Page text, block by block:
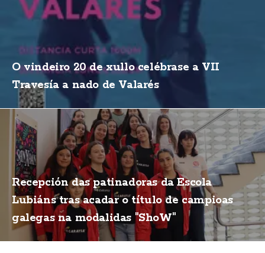
O vindeiro 20 de xullo celébrase a VII
Travesía a nado de Valarés
Recepción das patinadoras da Escola
Lubiáns tras acadar o título de campioas
galegas na modalidas "ShoW"